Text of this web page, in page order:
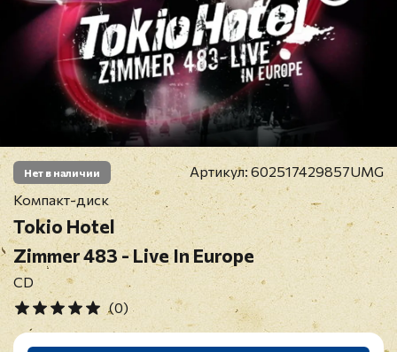
Нет в наличии Артикул: 602517429857UMG
Компакт-диск
Tokio Hotel
Zimmer 483 - Live In Europe
CD
(0)